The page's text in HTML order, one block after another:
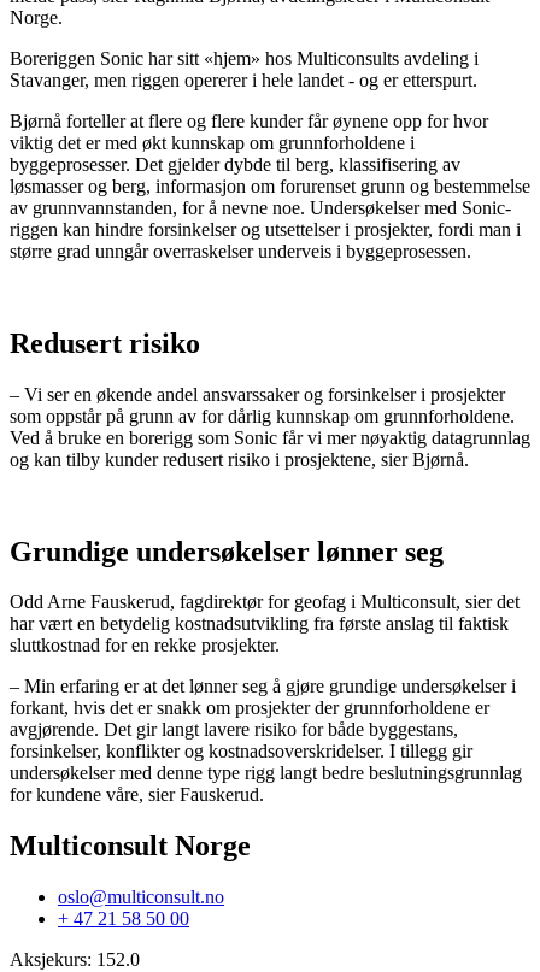
Norge.
Boreriggen Sonic har sitt «hjem» hos Multiconsults avdeling i
Stavanger, men riggen opererer i hele landet - og er etterspurt.
Bjørnå forteller at flere og flere kunder får øynene opp for hvor
viktig det er med økt kunnskap om grunnforholdene i
byggeprosesser. Det gjelder dybde til berg, klassifisering av
løsmasser og berg, informasjon om forurenset grunn og bestemmelse
av grunnvannstanden, for å nevne noe. Undersøkelser med Sonic-
riggen kan hindre forsinkelser og utsettelser i prosjekter, fordi man i
større grad unngår overraskelser underveis i byggeprosessen.
Redusert risiko
– Vi ser en økende andel ansvarssaker og forsinkelser i prosjekter
som oppstår på grunn av for dårlig kunnskap om grunnforholdene.
Ved å bruke en borerigg som Sonic får vi mer nøyaktig datagrunnlag
og kan tilby kunder redusert risiko i prosjektene, sier Bjørnå.
Grundige undersøkelser lønner seg
Odd Arne Fauskerud, fagdirektør for geofag i Multiconsult, sier det
har vært en betydelig kostnadsutvikling fra første anslag til faktisk
sluttkostnad for en rekke prosjekter.
– Min erfaring er at det lønner seg å gjøre grundige undersøkelser i
forkant, hvis det er snakk om prosjekter der grunnforholdene er
avgjørende. Det gir langt lavere risiko for både byggestans,
forsinkelser, konflikter og kostnadsoverskridelser. I tillegg gir
undersøkelser med denne type rigg langt bedre beslutningsgrunnlag
for kundene våre, sier Fauskerud.
Multiconsult Norge
oslo@multiconsult.no
+ 47 21 58 50 00
Aksjekurs: 152.0